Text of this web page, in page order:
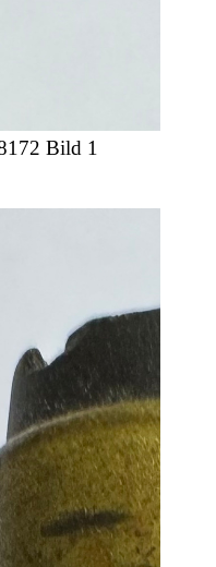
Bild 1